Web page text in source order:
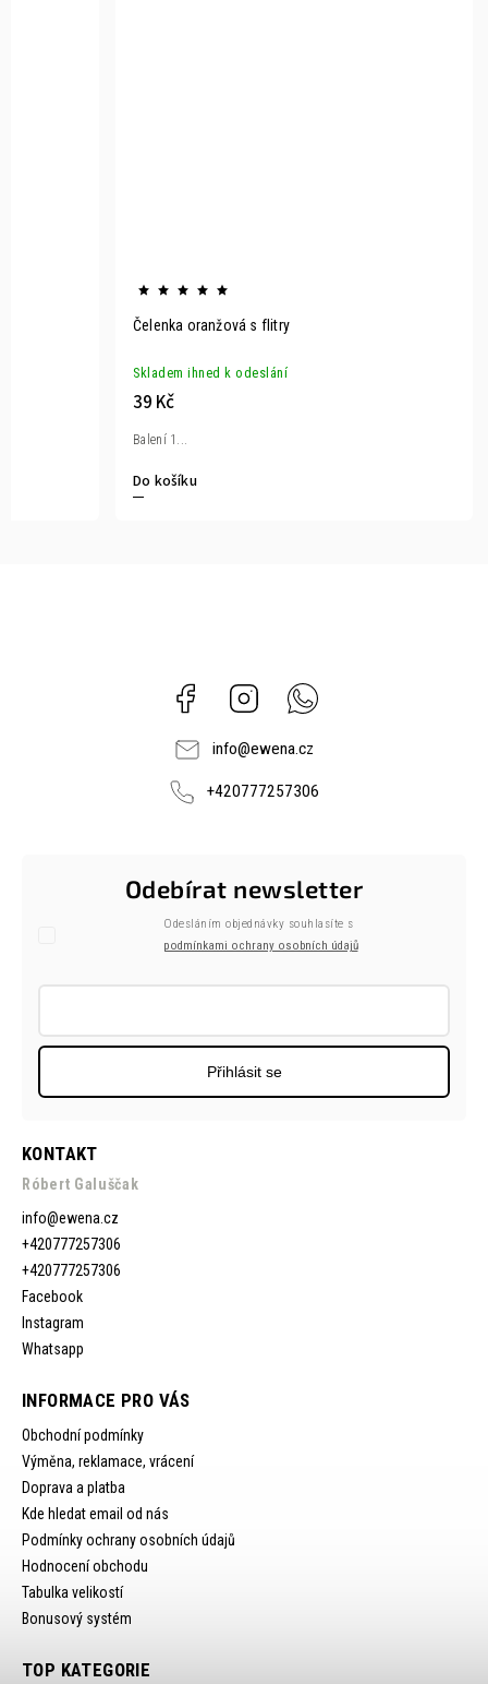
Čelenka oranžová s flitry
Skladem ihned k odeslání
39 Kč
Do košíku
Balení 1...
Facebook Instagram
info@ewena.cz
+420777257306
KONTAKT
Róbert Galuščak
info@ewena.cz
+420777257306
+420777257306
Facebook
Instagram
Whatsapp
INFORMACE PRO VÁS
Obchodní podmínky
Výměna, reklamace, vrácení
Doprava a platba
Kde hledat email od nás
Podmínky ochrany osobních údajů
Hodnocení obchodu
Tabulka velikostí
Bonusový systém
Odebírat newsletter
Odesláním objednávky souhlasíte s
podmínkami ochrany osobních údajů
Přihlásit se
TOP KATEGORIE